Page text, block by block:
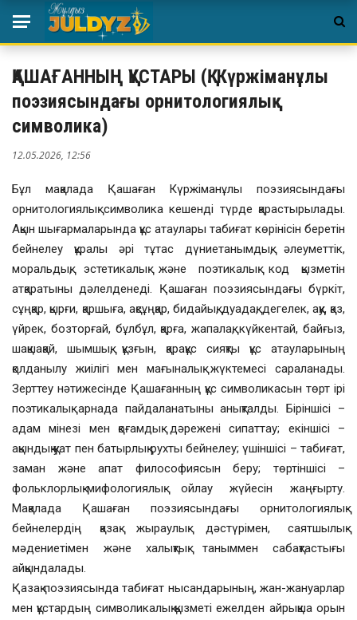
ҚАШАҒАННЫҢ ҚҰСТАРЫ (Қ. Күржіманұлы
поэзиясындағы орнитологиялық
символика)
12.05.2026, 12:56
Бұл мақалада Қашаған Күржіманұлы поэзиясындағы
орнитологиялық символика кешенді түрде қарастырылады.
Ақын шығармаларында құс атау­лары табиғат көрінісін беретін
бейнелеу құралы әрі тұтас дүниетаным­дық, әлеуметтік,
моральдық, эстетикалық және поэтикалық код қызметін
атқаратыны дәлелденеді. Қашаған поэзиясындағы бүркіт,
сұңқар, қырғи, қаршыға, ақсұңқар, бидайық, дуадақ, дегелек, аққу, қаз,
үйрек, бозторғай, бұлбұл, қарға, жапалақ, күйкентай, байғыз,
шақшақай, шымшық, құзғын, қарақұс сияқты құс атауларының
қолданылу жиілігі мен мағыналық жүктемесі сараланады.
Зерттеу нәтижесінде Қашағанның құс символикасын төрт ірі
поэтикалық арнада пайдаланатыны анықталды. Біріншісі –
адам мінезі мен қоғамдық дәрежені сипаттау; екіншісі –
ақындық қуат пен батырлық рухты бейнелеу; үшіншісі – табиғат,
заман және апат философиясын беру; төртіншісі –
фольклорлық-мифологиялық ойлау жүйесін жаңғырту.
Мақалада Қашаған поэзиясындағы орнитологиялық
бейнелердің қазақ жыраулық дәстүрімен, саятшылық
мәдениетімен және халықтық таныммен сабақтастығы
айқындалады.
Қазақ поэзиясында табиғат нысандарының, жан-жануарлар
мен құстардың символикалық қызметі ежелден айрықша орын